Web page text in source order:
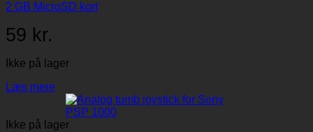
2 GB MicroSD kort
59 kr.
Ikke på lager
Læs mere
Ikke på lager